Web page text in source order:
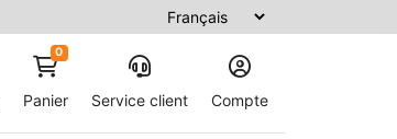
0
Panier Service client Compte